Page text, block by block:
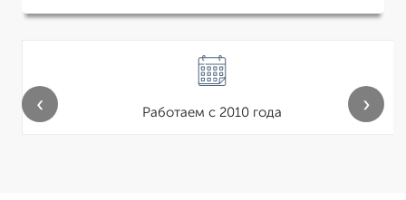
Работаем с 2010 года
‹ ›